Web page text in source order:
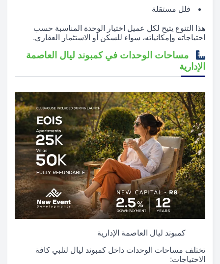
فلل مستقلة
هذا التنوع يتيح لكل عميل اختيار الوحدة المناسبة حسب
احتياجاته وإمكانياته، سواء للسكن أو الاستثمار العقاري.
مساحات الوحدات في كمبوند ليال العاصمة
الإدارية
كمبوند ليال العاصمة الإدارية
تختلف مساحات الوحدات داخل كمبوند ليال لتلبي كافة
الاحتياجات: